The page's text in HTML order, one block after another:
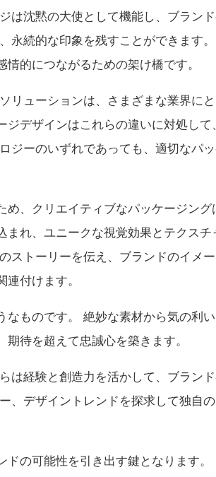
は沈黙の大使として機能し、ブラン
永続的な印象を残すことができます
的につながるための架け橋です。
リューションは、さまざまな業界に
デザインはこれらの違いに対処して
ジーのいずれであっても、適切なパ
、クリエイティブなパッケージン
れ、ユニークな視覚効果とテクス
ストーリーを伝え、ブランドのイメ
付けます。
ものです。 絶妙な素材から気の利
待を超えて忠誠心を築きます。
は経験と創造力を活かして、ブラン
、デザイントレンドを探求して独自
の可能性を引き出す鍵となります